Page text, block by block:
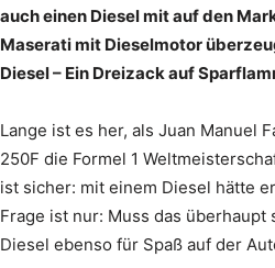
auch einen Diesel mit auf den
Maserati mit Dieselmotor
Diesel – Ein Dreizack auf
Lange ist es her, als Juan Manuel
250F die Formel 1
ist sicher: mit einem Diesel hätte
Frage ist nur: Muss das überhaupt
Diesel ebenso für Spaß auf der